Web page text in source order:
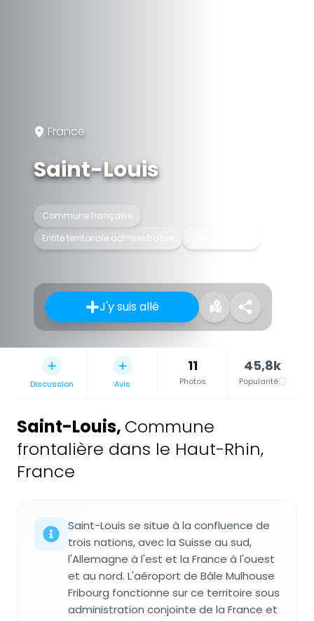
France
Saint-Louis
Commune française
Entité territoriale administrative
J'y suis allé
Discussion Avis
11
Photos
45,8k
Popularité
Saint-Louis, Commune
frontalière dans le Haut-Rhin,
France
Saint-Louis se situe à la confluence de
trois nations, avec la Suisse au sud,
l'Allemagne à l'est et la France à l'ouest
et au nord. L'aéroport de Bâle Mulhouse
Fribourg fonctionne sur ce territoire sous
administration conjointe de la France et